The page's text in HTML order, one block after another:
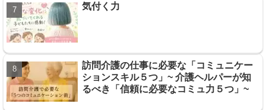
気付く力
訪問介護の仕事に必要な「コミュニケー
ションスキル５つ」~ 介護ヘルパーが知
るべき「信頼に必要なコミュ力５つ」~